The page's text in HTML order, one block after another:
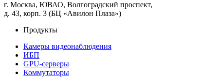
г. Москва, ЮВАО, Волгоградский проспект,
д. 43, корп. 3 (БЦ «Авилон Плаза»)
Продукты
Камеры видеонаблюдения
ИБП
GPU-серверы
Коммутаторы